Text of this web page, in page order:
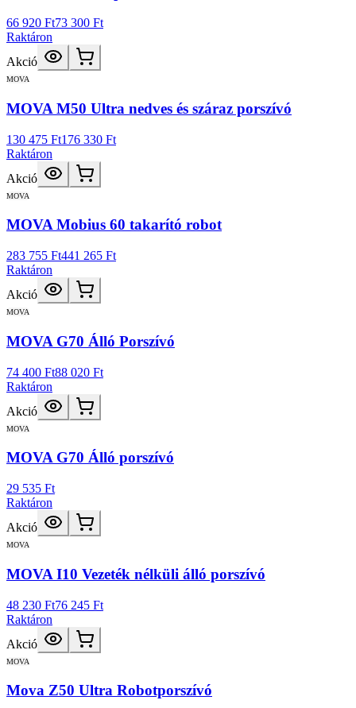
66 920 Ft73 300 Ft
Raktáron
Akció
MOVA
MOVA M50 Ultra nedves és száraz porszívó
130 475 Ft176 330 Ft
Raktáron
Akció
MOVA
MOVA Mobius 60 takarító robot
283 755 Ft441 265 Ft
Raktáron
Akció
MOVA
MOVA G70 Álló Porszívó
74 400 Ft88 020 Ft
Raktáron
Akció
MOVA
MOVA G70 Álló porszívó
29 535 Ft
Raktáron
Akció
MOVA
MOVA I10 Vezeték nélküli álló porszívó
48 230 Ft76 245 Ft
Raktáron
Akció
MOVA
Mova Z50 Ultra Robotporszívó